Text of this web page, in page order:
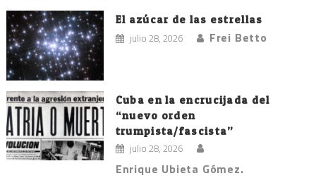
El azúcar de las estrellas
julio 28, 2026 Frei Betto
Cuba en la encrucijada del
“nuevo orden
trumpista/fascista”
julio 28, 2026
Enrique Ubieta Gómez.